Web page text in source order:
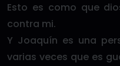
Esto es como que
contra mi.
Y Joaquín es una
varias veces que es